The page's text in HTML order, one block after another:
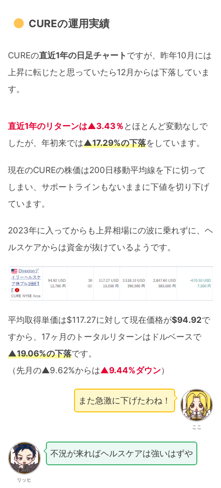
CUREの運用実績
CUREの直近1年の日足チャート ですが、昨年10月には
上昇に転じたと思っていたら12月からは下落していま
す。
直近1年のリターンは▲3.43％ とほとんど変動なしで
したが、年初来では▲17.29%の下落をしています。
現在のCUREの株価は200日移動平均線を下に切って
しまい、サポートラインもないままに下値を切り下げ
ています。
2023年に入ってからも上昇相場にの波に乗れずに、ヘ
ルスケアからは資金が抜けているようです。
平均取得単価は$117.27に対して現在価格が$94.92で
すから、17ヶ月のトータルリターンはドルベースで
▲19.06%の下落です。
（先月の▲9.62%からは▲9.44%ダウン）
ここ
また急激に下げたわね！
リッヒ
不況が来ればヘルスケアは強いはずや